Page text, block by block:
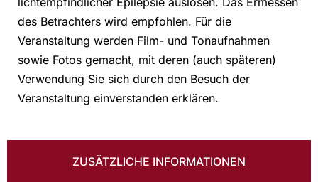
ZUSÄTZLICHE INFORMATIONEN
des Betrachters wird empfohlen. Für die
Veranstaltung werden Film- und Tonaufnahmen
sowie Fotos gemacht, mit deren (auch späteren)
Verwendung Sie sich durch den Besuch der
Veranstaltung einverstanden erklären.